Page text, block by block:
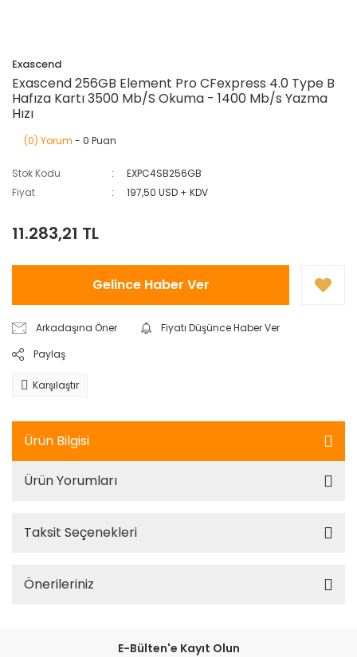
Exascend
Exascend 256GB Element Pro CFexpress 4.0 Type B
Hafıza Kartı 3500 Mb/S Okuma - 1400 Mb/s Yazma
Hızı
(0) Yorum - 0 Puan
Stok Kodu
EXPC4SB256GB
Fiyat
197,50 USD + KDV
11.283,21 TL
Gelince Haber Ver
Arkadaşına Öner
Fiyatı Düşünce Haber Ver
Paylaş
Karşılaştır
Ürün Bilgisi
Ürün Yorumları
Taksit Seçenekleri
Önerileriniz
E-Bülten'e Kayıt Olun